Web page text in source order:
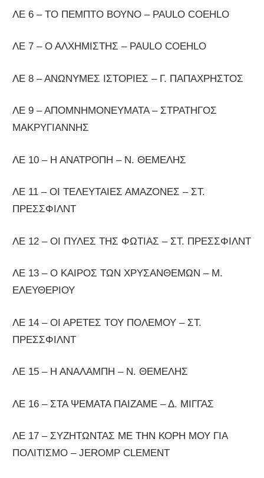
ΛΕ 6 – ΤΟ ΠΕΜΠΤΟ ΒΟΥΝΟ – PAULO COEHLO
ΛΕ 7 – Ο ΑΛΧΗΜΙΣΤΗΣ – PAULO COEHLO
ΛΕ 8 – ΑΝΩΝΥΜΕΣ ΙΣΤΟΡΙΕΣ – Γ. ΠΑΠΑΧΡΗΣΤΟΣ
ΛΕ 9 – ΑΠΟΜΝΗΜΟΝΕΥΜΑΤΑ – ΣΤΡΑΤΗΓΟΣ
ΜΑΚΡΥΓΙΑΝΝΗΣ
ΛΕ 10 – Η ΑΝΑΤΡΟΠΗ – Ν. ΘΕΜΕΛΗΣ
ΛΕ 11 – ΟΙ ΤΕΛΕΥΤΑΙΕΣ ΑΜΑΖΟΝΕΣ – ΣΤ.
ΠΡΕΣΣΦΙΛΝΤ
ΛΕ 12 – ΟΙ ΠΥΛΕΣ ΤΗΣ ΦΩΤΙΑΣ – ΣΤ. ΠΡΕΣΣΦΙΛΝΤ
ΛΕ 13 – Ο ΚΑΙΡΟΣ ΤΩΝ ΧΡΥΣΑΝΘΕΜΩΝ – Μ.
ΕΛΕΥΘΕΡΙΟΥ
ΛΕ 14 – ΟΙ ΑΡΕΤΕΣ ΤΟΥ ΠΟΛΕΜΟΥ – ΣΤ.
ΠΡΕΣΣΦΙΛΝΤ
ΛΕ 15 – Η ΑΝΑΛΑΜΠΗ – Ν. ΘΕΜΕΛΗΣ
ΛΕ 16 – ΣΤΑ ΨΕΜΑΤΑ ΠΑΙΖΑΜΕ – Δ. ΜΙΓΓΑΣ
ΛΕ 17 – ΣΥΖΗΤΩΝΤΑΣ ΜΕ ΤΗΝ ΚΟΡΗ ΜΟΥ ΓΙΑ
ΠΟΛΙΤΙΣΜΟ – JEROMP CLEMENT